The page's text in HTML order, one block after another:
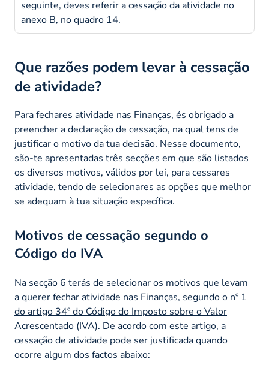
seguinte, deves referir a cessação da atividade no
anexo B, no quadro 14.
Que razões podem levar à cessação
de atividade?
Para fechares atividade nas Finanças, és obrigado a
preencher a declaração de cessação, na qual tens de
justificar o motivo da tua decisão. Nesse documento,
são-te apresentadas três secções em que são listados
os diversos motivos, válidos por lei, para cessares
atividade, tendo de selecionares as opções que melhor
se adequam à tua situação específica.
Motivos de cessação segundo o
Código do IVA
Na secção 6 terás de selecionar os motivos que levam
a querer fechar atividade nas Finanças, segundo o nº 1
do artigo 34º do Código do Imposto sobre o Valor
Acrescentado (IVA). De acordo com este artigo, a
cessação de atividade pode ser justificada quando
ocorre algum dos factos abaixo: